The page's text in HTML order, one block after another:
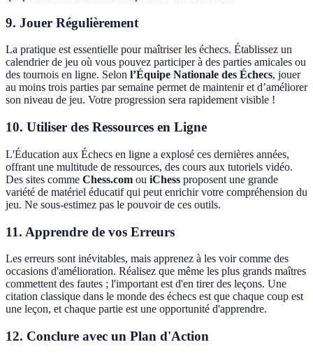
9. Jouer Régulièrement
La pratique est essentielle pour maîtriser les échecs. Établissez un
calendrier de jeu où vous pouvez participer à des parties amicales ou
des tournois en ligne. Selon l’Équipe Nationale des Échecs, jouer
au moins trois parties par semaine permet de maintenir et d’améliorer
son niveau de jeu. Votre progression sera rapidement visible !
10. Utiliser des Ressources en Ligne
L'Éducation aux Échecs en ligne a explosé ces dernières années,
offrant une multitude de ressources, des cours aux tutoriels vidéo.
Des sites comme Chess.com ou iChess proposent une grande
variété de matériel éducatif qui peut enrichir votre compréhension du
jeu. Ne sous-estimez pas le pouvoir de ces outils.
11. Apprendre de vos Erreurs
Les erreurs sont inévitables, mais apprenez à les voir comme des
occasions d'amélioration. Réalisez que même les plus grands maîtres
commettent des fautes ; l'important est d'en tirer des leçons. Une
citation classique dans le monde des échecs est que chaque coup est
une leçon, et chaque partie est une opportunité d'apprendre.
12. Conclure avec un Plan d'Action